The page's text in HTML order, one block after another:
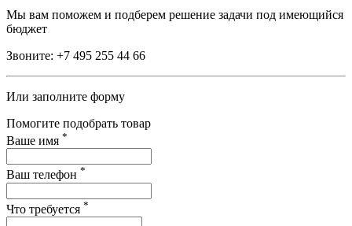
Мы вам поможем и подберем решение задачи под имеющийся
бюджет
Звоните: +7 495 255 44 66
Или заполните форму
Помогите подобрать товар
Ваше имя *
Ваш телефон *
Что требуется *